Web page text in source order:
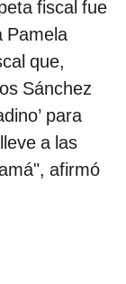
fiscal fue
Pamela
que,
Sánchez
para
a las
afirmó